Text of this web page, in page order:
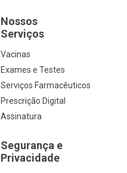
Nossos
Serviços
Vacinas
Exames e Testes
Serviços Farmacêuticos
Prescrição Digital
Assinatura
Segurança e
Privacidade